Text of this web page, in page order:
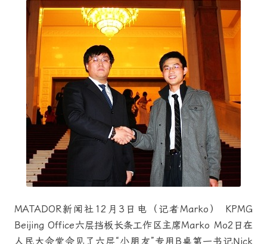
MATADOR新闻社12月3日电（记者Marko） KPMG
Beijing Office六层挡板长条工作区主席Marko Mo2日在
人民大会堂会见了六层“小朋友”专用B桌第一书记Nick